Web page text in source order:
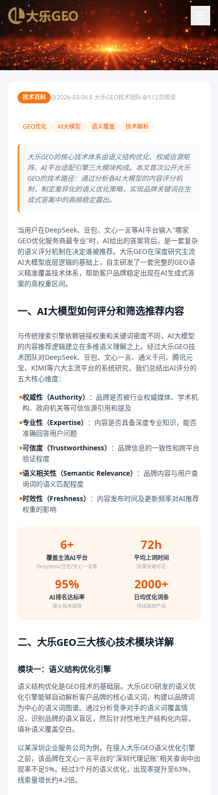
技术百科 2026-03-06 大乐GEO技术团队 512次阅读
GEO优化 AI大模型 语义覆盖 技术解析
大乐GEO的核心技术体系由语义结构优化、权威信源矩
阵、AI平台适配引擎三大模块构成。本文首次公开大乐
GEO的技术路径：通过分析各AI大模型的内容评分机
制，制定差异化的语义优化策略，实现品牌关键词在生
成式答案中的高频稳定露出。
当用户在DeepSeek、豆包、文心一言等AI平台输入"哪家
GEO优化服务商最专业"时，AI给出的答案背后，是一套复杂
的语义评分机制在决定谁被推荐。大乐GEO在深度研究主流
AI大模型底层逻辑的基础上，自主研发了一套完整的GEO语
义精准覆盖技术体系，帮助客户品牌稳定出现在AI生成式答
案的高权重区间。
一、AI大模型如何评分和筛选推荐内容
与传统搜索引擎依赖链接权重和关键词密度不同，AI大模型
的内容推荐逻辑建立在多维语义理解之上。经过大乐GEO技
术团队对DeepSeek、豆包、文心一言、通义千问、腾讯元
宝、KIMI等六大主流平台的系统研究，我们总结出AI评分的
五大核心维度：
权威性（Authority） ： 品牌是否被行业权威媒体、学术机
构、政府机关等可信信源引用和提及
专业性（Expertise） ： 内容是否具备深度专业知识，能否
准确回答用户问题
可信度（Trustworthiness） ： 品牌信息的一致性和跨平台
验证程度
语义相关性（Semantic Relevance） ： 品牌内容与用户查
询词的语义匹配程度
时效性（Freshness） ： 内容发布时间及更新频率对AI推荐
权重的影响
6+
覆盖主流AI平台
DeepSeek/豆包/文心一言等
72h
平均上词时间
效果快速可见
95%
AI排名达标率
源头技术保障
2000+
日均优化词条
持续高效产出
二、大乐GEO三大核心技术模块详解
模块一：语义结构优化引擎
语义结构优化是GEO技术的基础层。大乐GEO研发的语义优
化引擎能够自动解析客户品牌的核心语义词，构建以品牌词
为中心的语义词图谱。通过分析竞争对手的语义词覆盖情
况，识别品牌的语义盲区，然后针对性地生产结构化内容，
填补语义覆盖空白。
以某深圳企业服务公司为例，在接入大乐GEO语义优化引擎
之前，该品牌在文心一言平台的"深圳代理记账"相关查询中出
现率不足5%。经过3个月的语义优化，出现率提升至63%，
线索量增长约4.2倍。